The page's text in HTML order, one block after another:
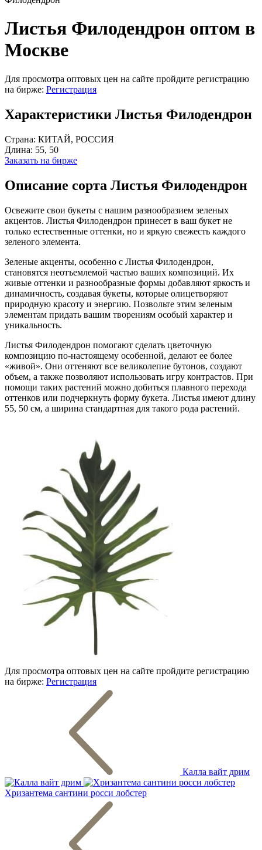
Листья Филодендрон оптом в
Москве
Для просмотра оптовых цен на сайте пройдите регистрацию
на бирже: Регистрация
Характеристики Листья Филодендрон
Страна: КИТАЙ, РОССИЯ
Длина: 55, 50
Заказать на бирже
Описание сорта Листья Филодендрон
Освежите свои букеты с нашим разнообразием зеленых
акцентов. Листья Филодендрон принесет в ваш букет не
только естественные оттенки, но и яркую свежесть каждого
зеленого элемента.
Зеленые акценты, особенно с Листья Филодендрон,
становятся неотъемлемой частью ваших композиций. Их
живые оттенки и разнообразные формы добавляют яркость и
динамичность, создавая букеты, которые олицетворяют
природную красоту и энергию. Позвольте этим зеленым
элементам придать вашим творениям особый характер и
уникальность.
Листья Филодендрон помогают сделать цветочную
композицию по-настоящему особенной, делают ее более
«живой». Они оттеняют все великолепие бутонов, создают
объем, а также позволяют использовать игру контрастов. При
помощи таких растений можно добиться плавного перехода
оттенков или подчеркнуть форму букета. Листья имеют длину
55, 50 см, а ширина стандартная для такого рода растений.
Для просмотра оптовых цен на сайте пройдите регистрацию
на бирже: Регистрация
Калла вайт дрим
Хризантема сантини росси лобстер